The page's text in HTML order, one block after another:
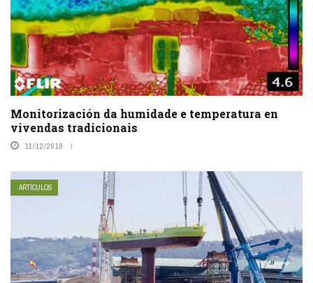
Monitorización da humidade e temperatura en
vivendas tradicionais
11/12/2018
ARTÍCULOS